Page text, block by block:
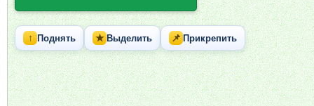
↑ Поднять ★ Выделить 📌 Прикрепить